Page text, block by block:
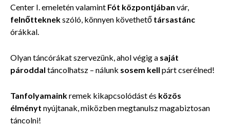
Center I. emeletén valamint Fót központjában vár,
felnőtteknekszóló, könnyen követhető társastánc
órákkal.
Olyan táncórákat szervezünk, ahol végig a saját
pároddal táncolhatsz – nálunk sosem kell párt cserélned!
Tanfolyamainkremek kikapcsolódást és közös
élményt nyújtanak, miközben megtanulsz magabiztosan
táncolni!